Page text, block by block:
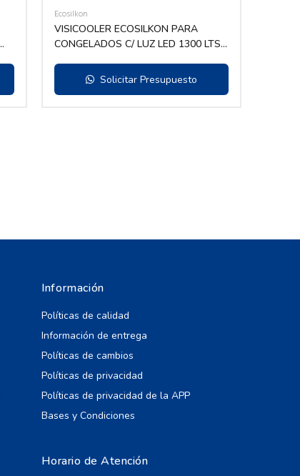
Ecosilkon
VISICOOLER ECOSILKON PARA
CONGELADOS C/ LUZ LED 1300 LTS
Solicitar Presupuesto
Información
Políticas de calidad
Información de entrega
Políticas de cambios
Políticas de privacidad
Políticas de privacidad de la APP
Bases y Condiciones
Horario de Atención